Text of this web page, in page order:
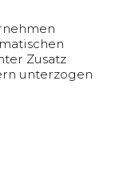
Zusatz
unterzogen